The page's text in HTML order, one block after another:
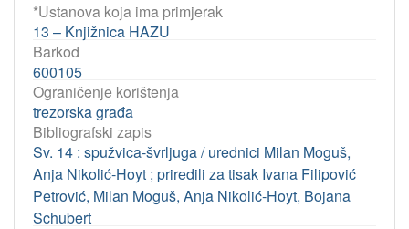
*Ustanova koja ima primjerak
13 – Knjižnica HAZU
Barkod
600105
Ograničenje korištenja
trezorska građa
Bibliografski zapis
Sv. 14 : spužvica-švrljuga / urednici Milan Moguš,
Anja Nikolić-Hoyt ; priredili za tisak Ivana Filipović
Petrović, Milan Moguš, Anja Nikolić-Hoyt, Bojana
Schubert